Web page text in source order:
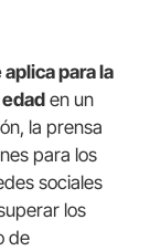
para la
en un
la prensa
para los
sociales
los
de